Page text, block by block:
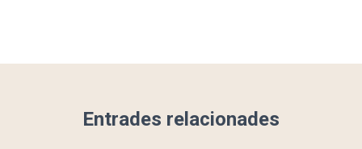
Entrades relacionades